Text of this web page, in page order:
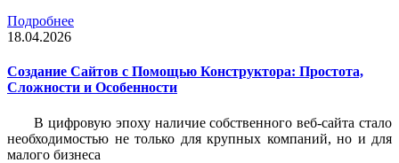
Подробнее
18.04.2026
Создание Сайтов с Помощью Конструктора: Простота,
Сложности и Особенности
В цифровую эпоху наличие собственного веб-сайта стало
необходимостью не только для крупных компаний, но и для
малого бизнеса